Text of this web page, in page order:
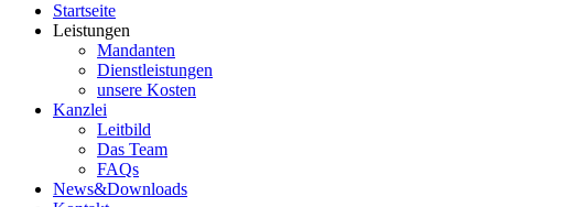
Startseite
Leistungen
Mandanten
Dienstleistungen
unsere Kosten
Kanzlei
Leitbild
Das Team
FAQs
News&Downloads